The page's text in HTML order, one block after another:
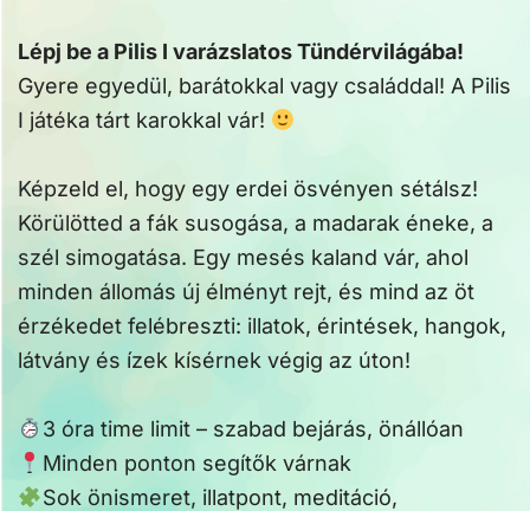
Lépj be a Pilis I varázslatos Tündérvilágába!
Gyere egyedül, barátokkal vagy családdal! A Pilis
I játéka tárt karokkal vár!
Képzeld el, hogy egy erdei ösvényen sétálsz!
Körülötted a fák susogása, a madarak éneke, a
szél simogatása. Egy mesés kaland vár, ahol
minden állomás új élményt rejt, és mind az öt
érzékedet felébreszti: illatok, érintések, hangok,
látvány és ízek kísérnek végig az úton!
3 óra time limit – szabad bejárás, önállóan
Minden ponton segítők várnak
Sok önismeret, illatpont, meditáció,